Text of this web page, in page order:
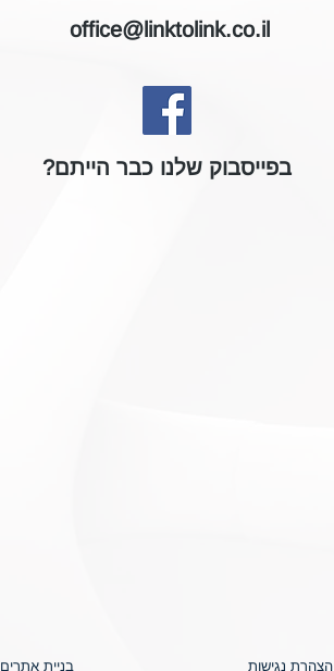
office@linktolink.co.il
בפייסבוק שלנו כבר הייתם?
בניית אתרים הצהרת נגישות